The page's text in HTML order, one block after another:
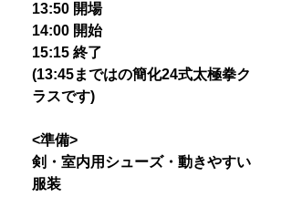
13:50 開場
14:00 開始
15:15 終了
(13:45まではの簡化24式太極拳ク
ラスです)
<準備>
剣・室内用シューズ・動きやすい
服装